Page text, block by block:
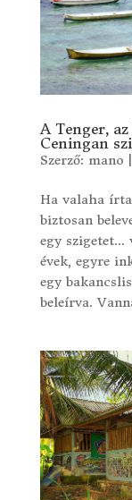
A Tenger,
Ceningan
Szerző: mano
Ha valaha
biztosan
egy szigetet…
évek, egyre
egy
beleírva.